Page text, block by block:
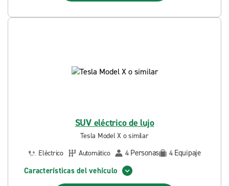
SUV eléctrico de lujo
Tesla Model X o similar
Eléctrico
Automático 4 Personas 4 Equipaje
Características del vehículo